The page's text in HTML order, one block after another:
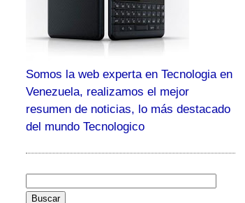
Somos la web experta en Tecnologia en
Venezuela, realizamos el mejor
resumen de noticias, lo más destacado
del mundo Tecnologico